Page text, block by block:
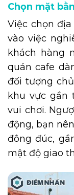
Chọn mặt
Việc chọn
vào việc
khách hàng
quán cafe
đối tượng
khu vực gần
vui chơi.
động, bạn
đông đúc,
mật độ giao